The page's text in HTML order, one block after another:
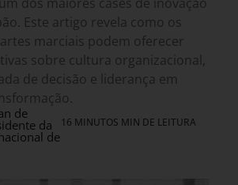
Este artigo revela como os
marciais podem oferecer
sobre cultura organizacional,
de decisão e liderança em
de
da
de
16 MINUTOS MIN DE LEITURA